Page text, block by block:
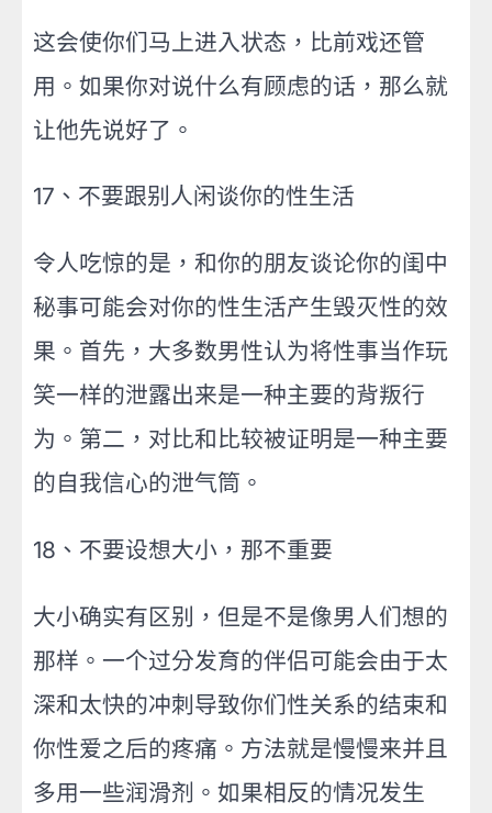
这会使你们马上进入状态，比前戏还管
用。如果你对说什么有顾虑的话，那么就
让他先说好了。
17、不要跟别人闲谈你的性生活
令人吃惊的是，和你的朋友谈论你的闺中
秘事可能会对你的性生活产生毁灭性的效
果。首先，大多数男性认为将性事当作玩
笑一样的泄露出来是一种主要的背叛行
为。第二，对比和比较被证明是一种主要
的自我信心的泄气筒。
18、不要设想大小，那不重要
大小确实有区别，但是不是像男人们想的
那样。一个过分发育的伴侣可能会由于太
深和太快的冲刺导致你们性关系的结束和
你性爱之后的疼痛。方法就是慢慢来并且
多用一些润滑剂。如果相反的情况发生